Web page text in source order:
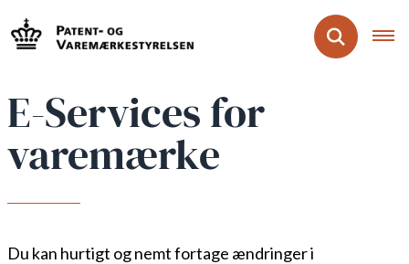
E-Services for
varemærke
Du kan hurtigt og nemt fortage ændringer i